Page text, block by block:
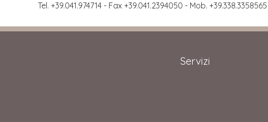
Tel. +39.041.974714 - Fax +39.041.2394050 - Mob. +39.338.3358565 |
Servizi